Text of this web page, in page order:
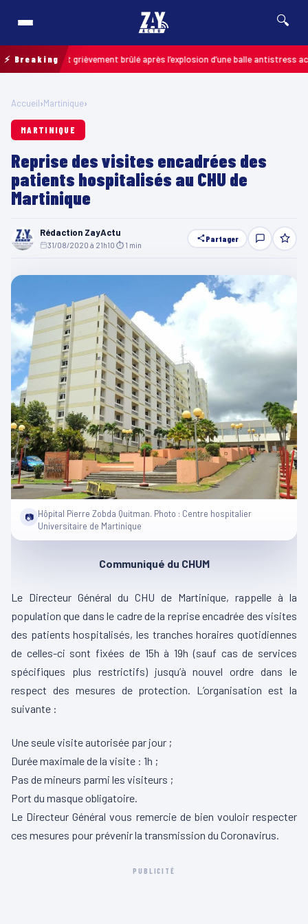
🔍
⚡ Breaking
enfant grièvement brûlé après l’explosion d’une balle antistress achetée
Accueil›Martinique›
MARTINIQUE
Reprise des visites encadrées des
patients hospitalisés au CHU de
Martinique
Rédaction ZayActu
31/08/2020 à 21h10 ⏱ 1 min
Partager
📷 Hôpital Pierre Zobda Quitman. Photo : Centre hospitalier
Universitaire de Martinique
Communiqué du CHUM
Le Directeur Général du CHU de Martinique, rappelle à la
population que dans le cadre de la reprise encadrée des visites
des patients hospitalisés, les tranches horaires quotidiennes
de celles-ci sont fixées de 15h à 19h (sauf cas de services
spécifiques plus restrictifs) jusqu’à nouvel ordre dans le
respect des mesures de protection. L’organisation est la
suivante :
Une seule visite autorisée par jour ;
Durée maximale de la visite : 1h ;
Pas de mineurs parmi les visiteurs ;
Port du masque obligatoire.
Le Directeur Général vous remercie de bien vouloir respecter
ces mesures pour prévenir la transmission du Coronavirus.
PUBLICITÉ